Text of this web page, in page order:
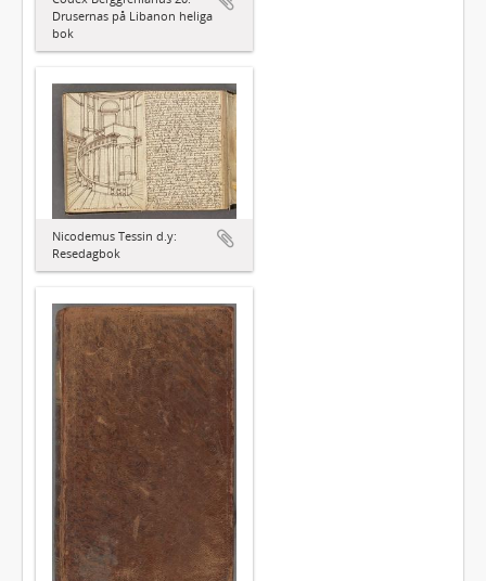
Drusernas på Libanon heliga
bok
Nicodemus Tessin d.y:
Resedagbok